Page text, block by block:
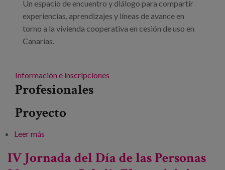
Canal de denuncias
Un espacio de encuentro y diálogo para compartir
experiencias, aprendizajes y líneas de avance en
torno a la vivienda cooperativa en cesión de uso en
Canarias.
Información e inscripciones
Profesionales
Proyecto
Leer más
IV Jornada del Día de las Personas